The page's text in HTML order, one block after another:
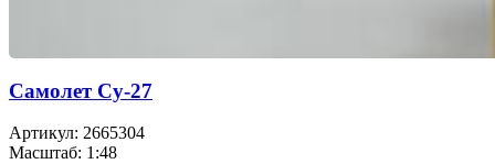
Самолет Су-27
Артикул: 2665304
Масштаб: 1:48